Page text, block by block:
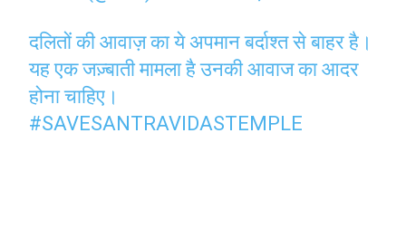
दलितों की आवाज़ का ये अपमान बर्दाश्त से बाहर है।
यह एक जज़्बाती मामला है उनकी आवाज का आदर
होना चाहिए।
#SAVESANTRAVIDASTEMPLE